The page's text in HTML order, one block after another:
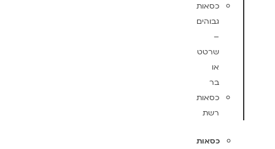
כסאות
גבוהים
–
שרטט
או
בר
כסאות
רשת
כסאות